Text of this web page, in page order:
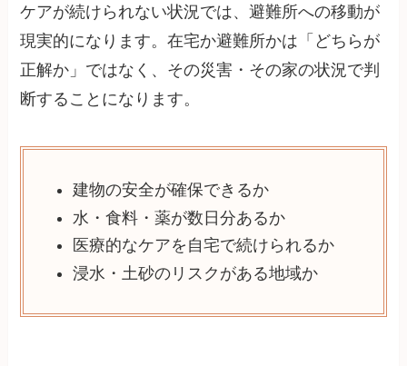
ケアが続けられない状況では、避難所への移動が
現実的になります。在宅か避難所かは「どちらが
正解か」ではなく、その災害・その家の状況で判
断することになります。
建物の安全が確保できるか
水・食料・薬が数日分あるか
医療的なケアを自宅で続けられるか
浸水・土砂のリスクがある地域か